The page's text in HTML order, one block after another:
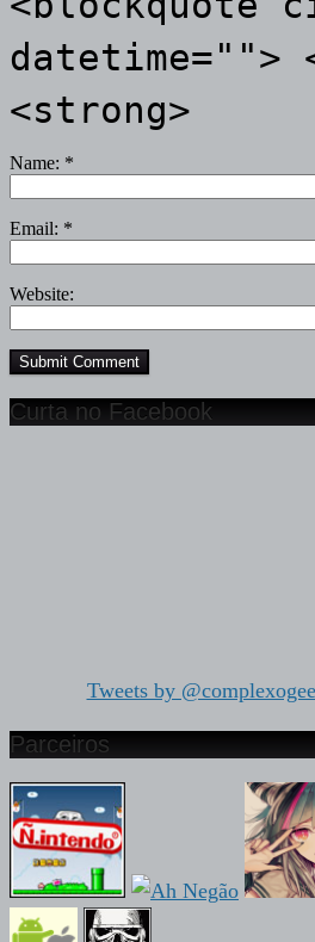
datetime="">
<strong>
Name: *
Email: *
Website:
Curta no Facebook
Tweets by
Parceiros